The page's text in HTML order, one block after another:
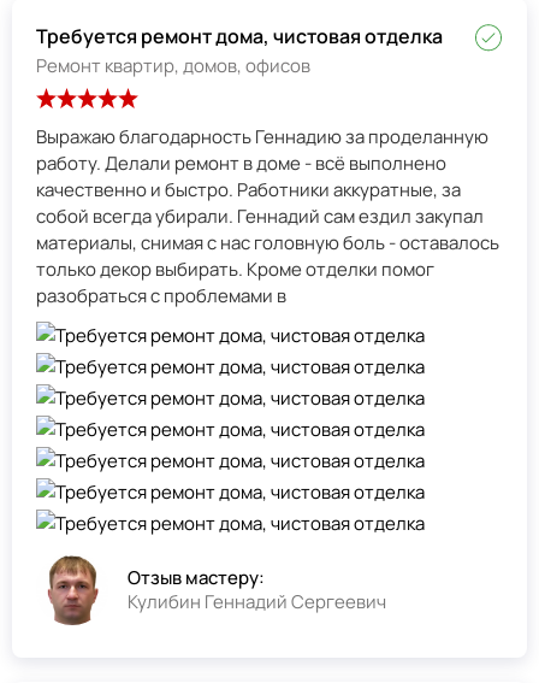
Требуется ремонт дома, чистовая отделка
Ремонт квартир, домов, офисов
Выражаю благодарность Геннадию за проделанную
работу. Делали ремонт в доме - всё выполнено
качественно и быстро. Работники аккуратные, за
собой всегда убирали. Геннадий сам ездил закупал
материалы, снимая с нас головную боль - оставалось
только декор выбирать. Кроме отделки помог
разобраться с проблемами в
Отзыв мастеру:
Кулибин Геннадий Сергеевич